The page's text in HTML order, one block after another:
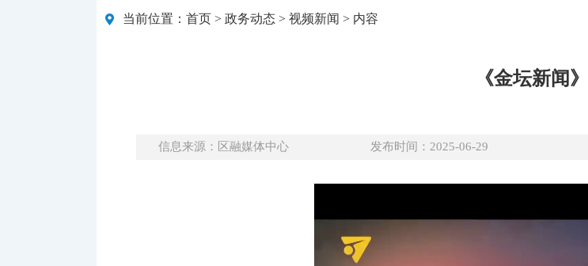
当前位置： 首页 > 政务动态 > 视频新闻 > 内容
《金坛新闻》
信息来源：区融媒体中心 发布时间：2025-06-29